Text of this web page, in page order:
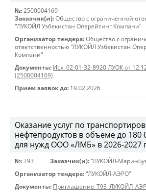
№: 2500004169
Заказчик(и): Общество с ограниченной
"ЛУКОЙЛ Узбекистан Оперейтинг Компани"
Организатор тендера: Общество с
ответственностью "ЛУКОЙЛ Узбекистан
Компани"
Документы: Исх. 02-01-32-8920 ЛУОК от
(2500004169)
Прием заявок до: 19.02.2026
Оказание услуг по
нефтепродуктов в объеме до 180
для нужд ООО «ЛМБ» в 2026-2027
№: Т93 Заказчик(и): "ЛУКОЙЛ-
Организатор тендера: "ЛУКОЙЛ-АЭРО"
Документы: